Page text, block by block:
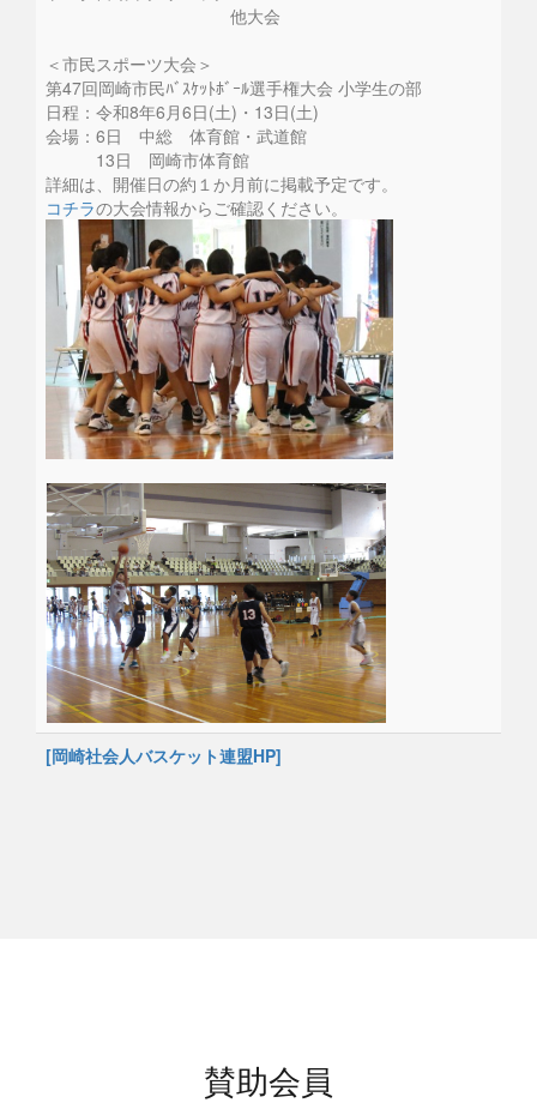
他大会
＜市民スポーツ大会＞
第47回岡崎市民ﾊﾞｽｹｯﾄﾎﾞｰﾙ選手権大会 小学生の部
日程：令和8年6月6日(土)・13日(土)
会場：6日 中総 体育館・武道館
13日 岡崎市体育館
詳細は、開催日の約１か月前に掲載予定です。
コチラの大会情報からご確認ください。
[岡崎社会人バスケット連盟HP]
賛助会員